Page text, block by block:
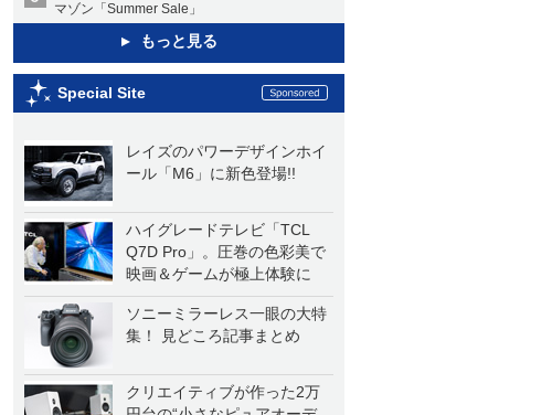
マゾン「Summer Sale」
もっと見る
Special Site
レイズのパワーデザインホイ
ール「M6」に新色登場!!
ハイグレードテレビ「TCL
Q7D Pro」。圧巻の色彩美で
映画＆ゲームが極上体験に
ソニーミラーレス一眼の大特
集！ 見どころ記事まとめ
クリエイティブが作った2万